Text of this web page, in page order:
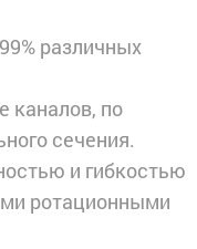
различных
каналов, по
сечения.
и гибкостью
ротационными